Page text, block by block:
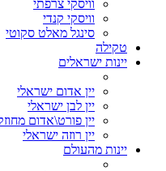
וויסקי צרפתי
וויסקי קנדי
סינגל מאלט סקוטי
טקילה
יינות ישראלים
יין אדום ישראלי
יין לבן ישראלי
יין פורט\אדום
יין רוזה ישראלי
יינות מהעולם